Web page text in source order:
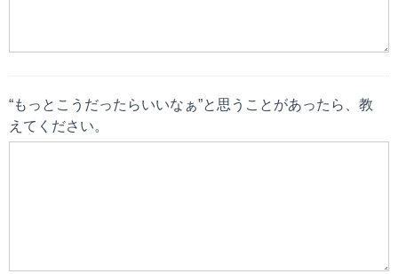
“もっとこうだったらいいなぁ”と思うことがあったら、教
えてください。